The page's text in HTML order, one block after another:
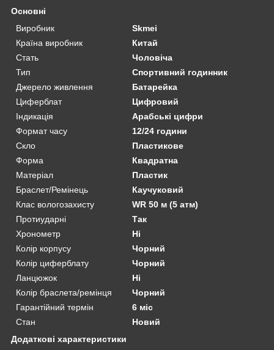
Основні
Виробник
Skmei
Країна виробник
Китай
Стать
Чоловіча
Тип
Спортивний годинник
Джерело живлення
Батарейка
Циферблат
Цифровий
Індикація
Арабські цифри
Формат часу
12/24 години
Скло
Пластикове
Форма
Квадратна
Матеріал
Пластик
Браслет/Ремінець
Каучуковий
Клас вологозахисту
WR 50 м (5 атм)
Протиударні
Так
Хронометр
Ні
Колір корпусу
Чорний
Колір циферблату
Чорний
Ланцюжок
Ні
Колір браслета/ремінця
Чорний
Гарантійний термін
6 міс
Стан
Новий
Додаткові характеристики